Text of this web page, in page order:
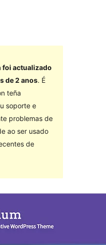
foi actualizado
de 2 anos. É
teña
soporte e
problemas de
ao ser usado
de